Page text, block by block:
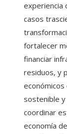
experiencia
casos
fortalecer
financiar
residuos, y
sostenible y
coordinar
economía